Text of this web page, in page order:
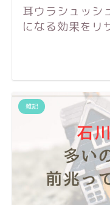
耳ウラシュッ
になる効果をリ
雑記